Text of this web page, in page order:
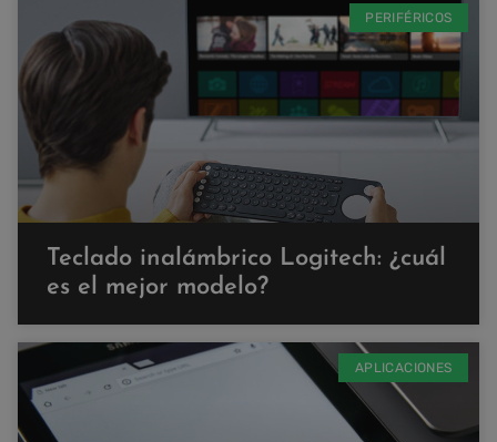
PERIFÉRICOS
Teclado inalámbrico Logitech: ¿cuál
es el mejor modelo?
APLICACIONES